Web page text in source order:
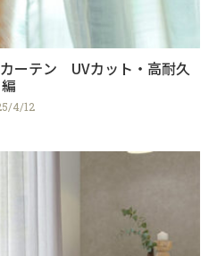
ーテン UVカット・高耐久
編
4/12